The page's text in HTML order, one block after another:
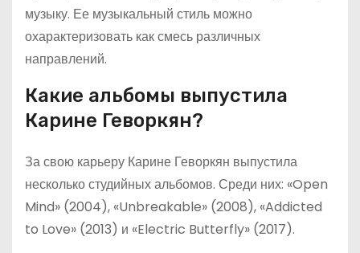
музыку. Ее музыкальный стиль можно
охарактеризовать как смесь различных
направлений.
Какие альбомы выпустила
Карине Геворкян?
За свою карьеру Карине Геворкян выпустила
несколько студийных альбомов. Среди них: «Open
Mind» (2004), «Unbreakable» (2008), «Addicted
to Love» (2013) и «Electric Butterfly» (2017).